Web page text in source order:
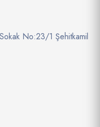
No:23/1 Şehitkamil